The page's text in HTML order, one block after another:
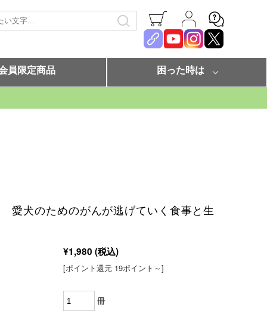
員限定商品 困った時は
愛犬のためのがんが逃げていく食事と生
¥1,980 (税込)
[ポイント還元 19ポイント～]
冊